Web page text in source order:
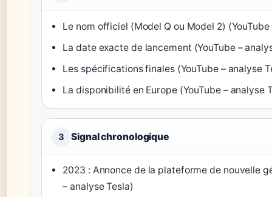
Le nom officiel (Model Q ou Model 2) (YouTube
La date exacte de lancement (YouTube –
Les spécifications finales (YouTube – analyse
La disponibilité en Europe (YouTube – analyse
3 Signal chronologique
2023 : Annonce de la plateforme de nouvelle
– analyse Tesla)